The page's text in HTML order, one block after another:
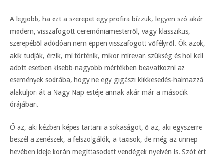
A legjobb, ha ezt a szerepet egy profira bízzuk, legyen szó akár
modern, visszafogott ceremóniamesterről, vagy klasszikus,
szerepéből adódóan nem éppen visszafogott vőfélyről. Ők azok,
akik tudják, érzik, mi történik, mikor mirevan szükség és hol kell
adott esetben kisebb-nagyobb mértékben beavatkozni az
események sodrába, hogy ne egy gigászi klikkesedés-halmazzá
alakuljon át a Nagy Nap estéje annak akár már a második
órájában.
Ő az, aki kézben képes tartani a sokaságot, ő az, aki egyszerre
beszél a zenészek, a felszolgálók, a taxisok, de még az ünnep
hevében ideje korán megittasodott vendégek nyelvén is. Szót ért